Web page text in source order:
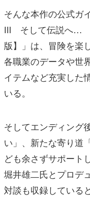
そんな本作の公式ガ
III そして伝説へ…
版】」は、冒険を楽
各職業のデータや世
イテムなど充実した
いる。
そしてエンディング
い」、新たな寄り道
ども余さずサポート
堀井雄二氏とプロデ
対談も収録している